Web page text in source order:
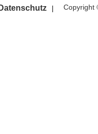
Datenschutz Copyright